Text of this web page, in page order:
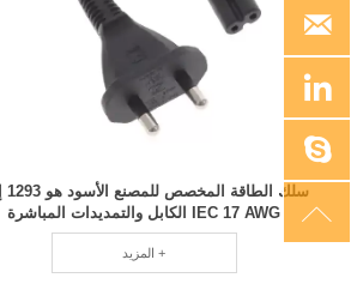
IEC 17 AWG الكابل والتمديدات المباشرة
المزيد +



